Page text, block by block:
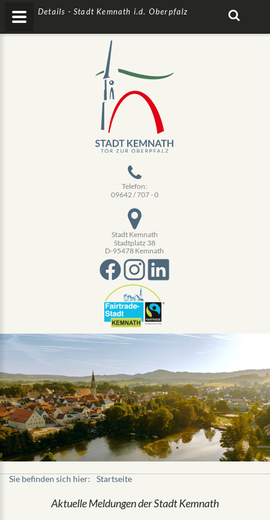
Telefon:
09642 / 707 - 0
Stadt Kemnath
Stadtplatz 38
D-95478 Kemnath
Sie befinden sich hier: Startseite
Aktuelle Meldungen der Stadt Kemnath
Details - Stadt Kemnath i.d. Oberpfalz